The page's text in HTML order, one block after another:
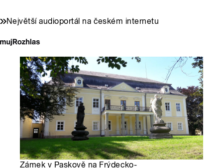
Největší audioportál na českém internetu
Zámek v Paskově na Frýdecko-